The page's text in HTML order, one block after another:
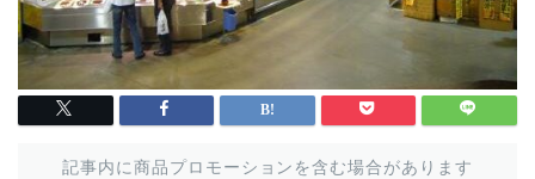
記事内に商品プロモーションを含む場合があります